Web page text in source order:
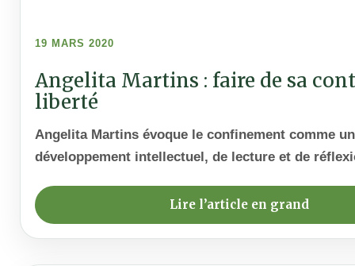
19 MARS 2020
Angelita Martins : faire de sa
liberté
Angelita Martins évoque le confinement comme
développement intellectuel, de lecture et de
Lire l’article en grand